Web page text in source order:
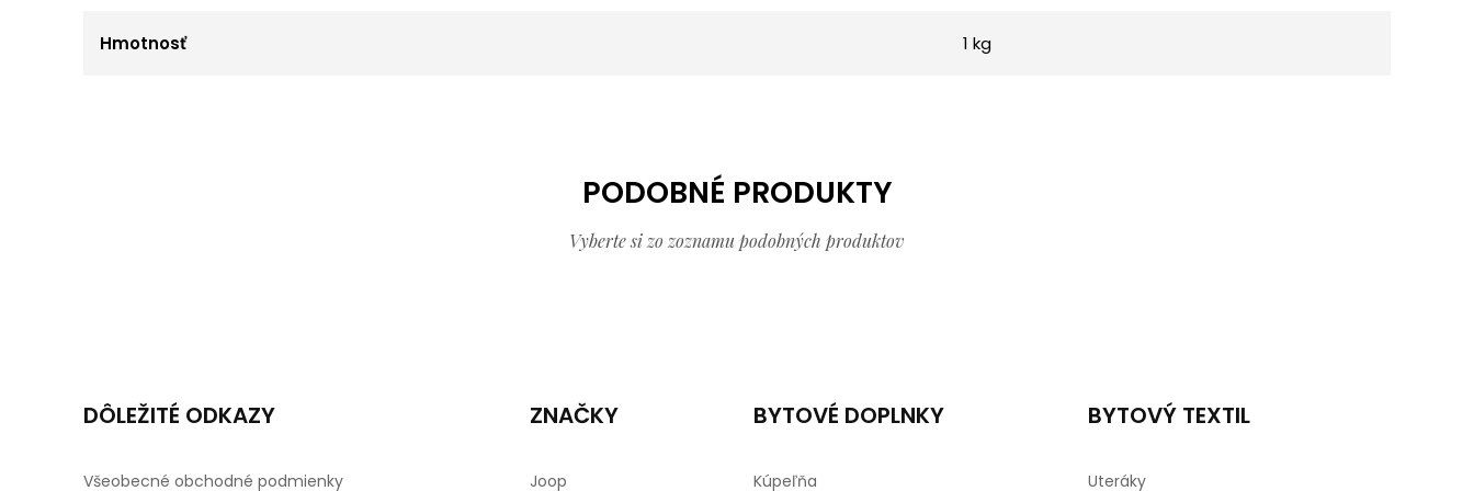
Hmotnosť 1 kg
PODOBNÉ PRODUKTY
Vyberte si zo zoznamu podobných produktov
DÔLEŽITÉ ODKAZY
Všeobecné obchodné podmienky
ZNAČKY
Joop
BYTOVÉ DOPLNKY
Kúpeľňa
BYTOVÝ TEXTIL
Uteráky